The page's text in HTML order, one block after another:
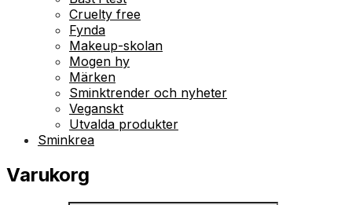
Cruelty free
Fynda
Makeup-skolan
Mogen hy
Märken
Sminktrender och nyheter
Veganskt
Utvalda produkter
Sminkrea
Varukorg